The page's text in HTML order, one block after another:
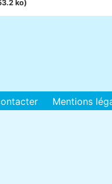
ko)
Mentions